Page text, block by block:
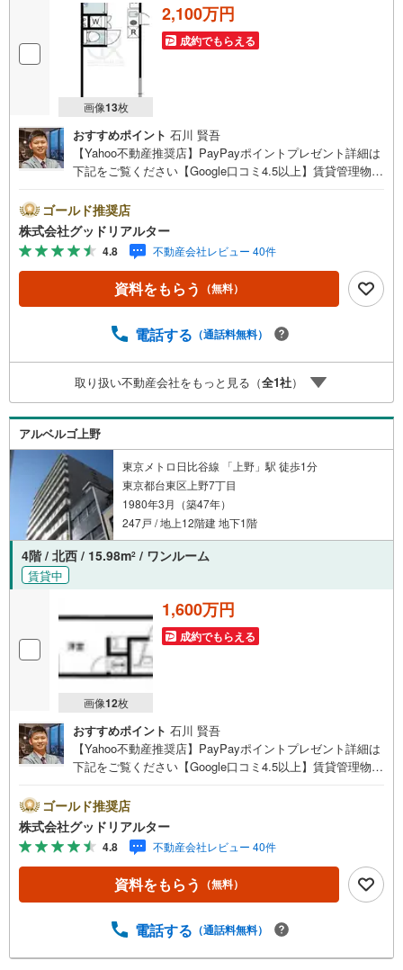
画像13枚
2,100万円
成約でもらえる
おすすめポイント 石川 賢吾
【Yahoo不動産推奨店】PayPayポイントプレゼント詳細は
下記をご覧ください【Google口コミ4.5以上】賃貸管理物件
介です。投資用マンションを購入する際、最大のリスクは
空室リスクです。利回りがいくら高かろうとも、空室が続
いてしまえば、絵に描いた餅になってしまいます。弊社で
ご紹介するマンションは、人気エリアのお薦め物件はもち
ろんのこと、エリアのニーズに合った人気のお部屋等、賃
貸営業経験スタッフの培ってきた知識と経験を基に物件を
ての対策はお任せください。掲載されている物件は、弊社
い合わせください。※記載賃料等の収入や利回りは、将来に
わたり、得られることを保証するものではありません。※賃
料等については、賃貸中のものについては現在の賃料等
で、空室または所有者居住中等のものについては、周辺の
賃料相場に基づき、満室時を想定して表示しています。
ゴールド推奨店
株式会社グッドリアルター
4.8 不動産会社レビュー 40件
資料をもらう （無料）
電話する （通話料無料）
取り扱い不動産会社をもっと見る（全1社）
アルベルゴ上野
東京メトロ日比谷線 「上野」駅 徒歩1分
東京都台東区上野7丁目
1980年3月（築47年）
247戸 / 地上12階建 地下1階
4階 / 北西 / 15.98m2 / ワンルーム
賃貸中
画像12枚
1,600万円
成約でもらえる
おすすめポイント 石川 賢吾
【Yahoo不動産推奨店】PayPayポイントプレゼント詳細は
下記をご覧ください【Google口コミ4.5以上】賃貸管理物件
介です。投資用マンションを購入する際、最大のリスクは
空室リスクです。利回りがいくら高かろうとも、空室が続
いてしまえば、絵に描いた餅になってしまいます。弊社で
ご紹介するマンションは、人気エリアのお薦め物件はもち
ろんのこと、エリアのニーズに合った人気のお部屋等、賃
貸営業経験スタッフの培ってきた知識と経験を基に物件を
ての対策はお任せください。掲載されている物件は、弊社
い合わせください。※記載賃料等の収入や利回りは、将来に
ゴールド推奨店
株式会社グッドリアルター
4.8 不動産会社レビュー 40件
資料をもらう （無料）
電話する （通話料無料）